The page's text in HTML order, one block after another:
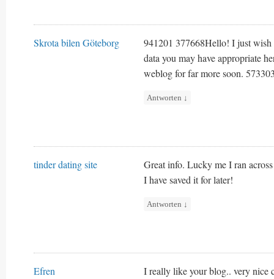
Skrota bilen Göteborg
941201 377668Hello! I just wish
data you may have appropriate
weblog for far more soon.
Antworten ↓
tinder dating site
Great info. Lucky me I ran
I have saved it for later!
Antworten ↓
Efren
I really like your blog.. very nice